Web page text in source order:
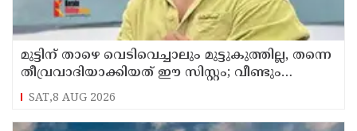
മുട്ടിന് താഴെ വെടിവെച്ചാലും മുട്ടുകുത്തില്ല, തന്നെ
തീവ്രവാദിയാക്കിയത് ഈ സിസ്റ്റം; വീണ്ടും
പോസ്റ്റുമായി അര്‍ജുന്‍ ആയങ്കി
SAT,8 AUG 2026